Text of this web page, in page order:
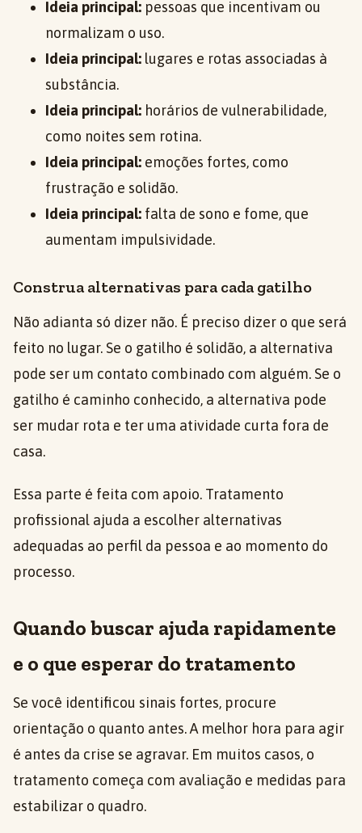
Ideia principal: pessoas que incentivam ou
normalizam o uso.
Ideia principal: lugares e rotas associadas à
substância.
Ideia principal: horários de vulnerabilidade,
como noites sem rotina.
Ideia principal: emoções fortes, como
frustração e solidão.
Ideia principal: falta de sono e fome, que
aumentam impulsividade.
Construa alternativas para cada gatilho
Não adianta só dizer não. É preciso dizer o que será
feito no lugar. Se o gatilho é solidão, a alternativa
pode ser um contato combinado com alguém. Se o
gatilho é caminho conhecido, a alternativa pode
ser mudar rota e ter uma atividade curta fora de
casa.
Essa parte é feita com apoio. Tratamento
profissional ajuda a escolher alternativas
adequadas ao perfil da pessoa e ao momento do
processo.
Quando buscar ajuda rapidamente
e o que esperar do tratamento
Se você identificou sinais fortes, procure
orientação o quanto antes. A melhor hora para agir
é antes da crise se agravar. Em muitos casos, o
tratamento começa com avaliação e medidas para
estabilizar o quadro.